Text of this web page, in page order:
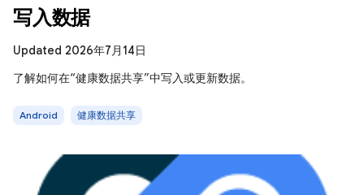
写入数据
Updated 2026年7月14日
了解如何在“健康数据共享”中写入或更新数据。
Android 健康数据共享